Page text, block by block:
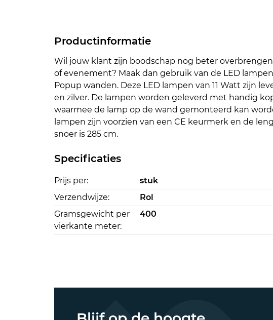
Productinformatie
Wil jouw klant zijn boodschap nog beter
of evenement? Maak dan gebruik van de LED
Popup wanden. Deze LED lampen van 11 Watt zijn
en zilver. De lampen worden geleverd met handig
waarmee de lamp op de wand gemonteerd kan
lampen zijn voorzien van een CE keurmerk en de
snoer is 285 cm.
Specificaties
Prijs per:
stuk
Verzendwijze:
Rol
Gramsgewicht per
vierkante meter:
400